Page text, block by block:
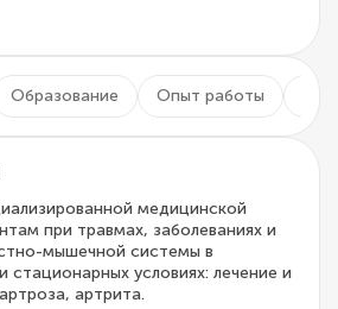
Образование Опыт работы
медицинской
при травмах, заболеваниях и
мышечной системы в
стационарных условиях: лечение и
артрита.